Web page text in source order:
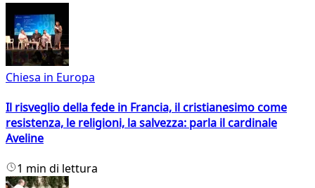
Chiesa in Europa
Il risveglio della fede in Francia, il cristianesimo come
resistenza, le religioni, la salvezza: parla il cardinale
Aveline
1 min di lettura